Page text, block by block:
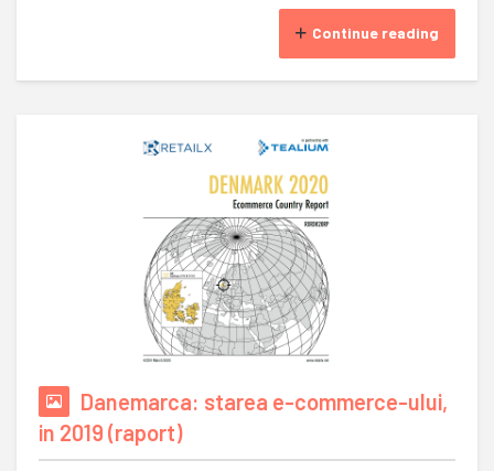
Continue reading
Danemarca: starea e-commerce-ului,
in 2019 (raport)